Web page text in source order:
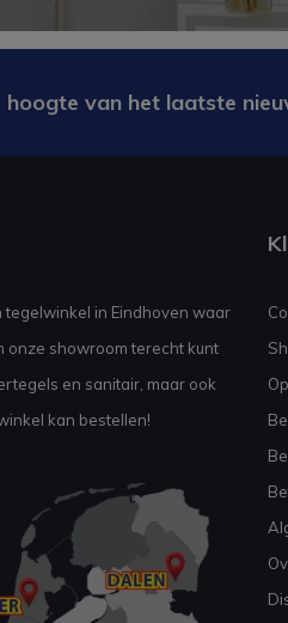
hoogte van het laatste
tegelwinkel in Eindhoven waar
onze showroom terecht kunt
en sanitair, maar ook
kan bestellen!